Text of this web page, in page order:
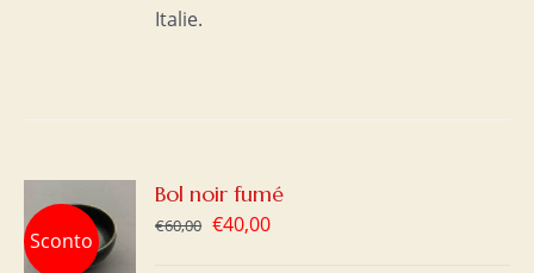
Italie.
Sconto
Bol noir fumé
€60,00 Le
€40,00Le